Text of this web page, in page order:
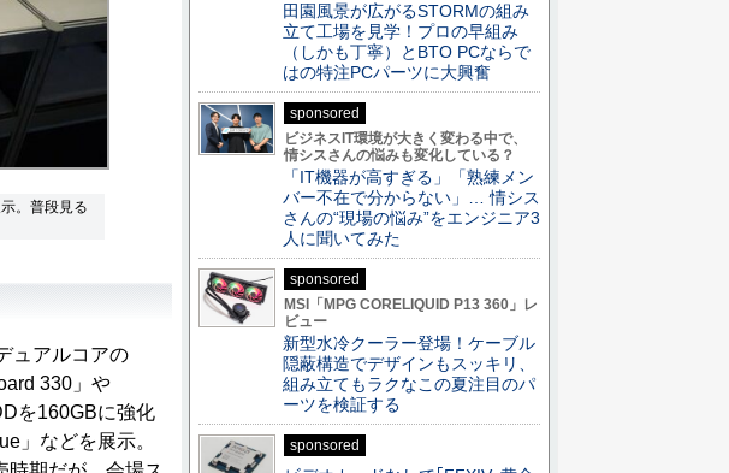
。普段見る
ュアルコアの
330」や
を160GBに強化
」などを展示。
田園風景が広がるSTORMの組み
立て工場を見学！プロの早組み
（しかも丁寧）とBTO PCならで
はの特注PCパーツに大興奮
sponsored
ビジネスIT環境が大きく変わる中で、
情シスさんの悩みも変化している？
「IT機器が高すぎる」「熟練メン
バー不在で分からない」… 情シス
さんの“現場の悩み”をエンジニア3
人に聞いてみた
sponsored
MSI「MPG CORELIQUID P13 360」レ
ビュー
新型水冷クーラー登場！ケーブル
隠蔽構造でデザインもスッキリ、
組み立てもラクなこの夏注目のパ
ーツを検証する
sponsored